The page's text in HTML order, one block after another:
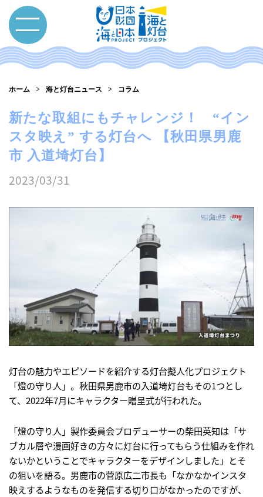
ホーム 海と灯台ニュース コラム
新たな取組にもチャレンジ！ “イン
スタ映え” する灯台へ 【秋田県男鹿
市 入道埼灯台】
2023/03/31
灯台の魅力やエピソードを紹介する灯台擬人化プロジェクト
「燈の守り人」。秋田県男鹿市の入道埼灯台もその1つとし
て、2022年7月にキャラクター贈呈式が行われた。
「燈の守り人」製作委員会プロデューサーの柴田英知は「サ
ブカル層や漫画好きの方々に灯台に行ってもらう仕組みを作れ
ないかということでキャラクターをデザインしました」とそ
の狙いを語る。男鹿市の菅原広二市長も「なかなかインスタ
映えするようなものを発信する切り口がなかったのですが、